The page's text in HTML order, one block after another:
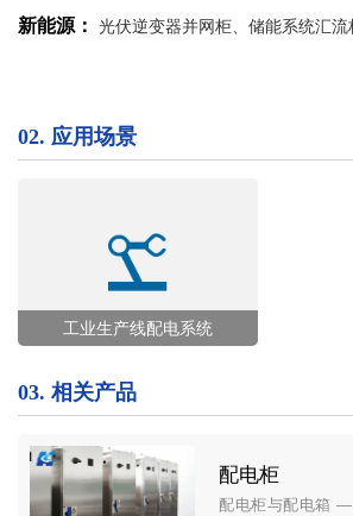
新能源： 光伏逆变器并网柜、储能系统汇流
02. 应用场景
工业生产线配电系统
03. 相关产品
配电柜
配电柜与配电箱